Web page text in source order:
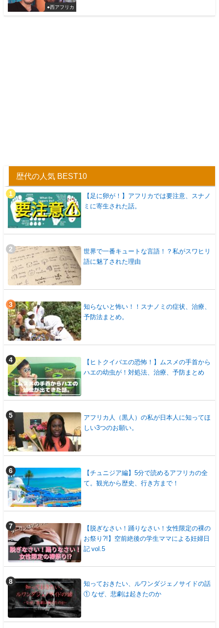
●西アフリカ
歴代の人気 BEST10
【足に卵が！】アフリカでは要注意、スナノ
ミに寄生された話。
世界で一番キュートな言語！？私がスワヒリ
語に魅了された理由
知らないと怖い！！スナノミの症状、治療、
予防法まとめ。
【ヒトクイバエの恐怖！】ムスメの手首から
ハエの幼虫が！対処法、治療、予防まとめ
アフリカ人（黒人）の私が日本人に知ってほ
しい3つのお願い。
【チュニジア編】5分で読めるアフリカの全
て。観光から歴史、行き方まで！
【脱ぎなさい！踊りなさい！女性限定の裸の
お祭り?!】空前絶後の学生ママによる妊婦日
記 vol.5
知っておきたい、ルワンダジェノサイドの話
① なぜ、悲劇は起きたのか